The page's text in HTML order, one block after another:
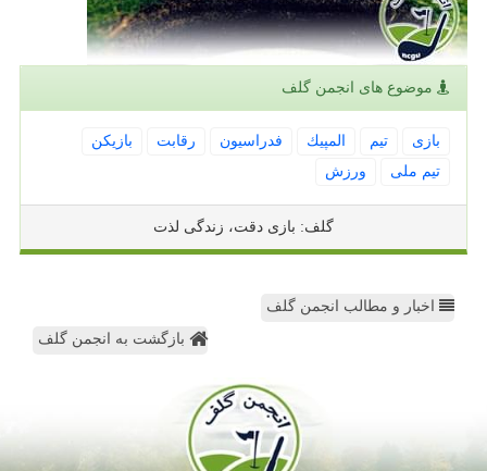
موضوع های انجمن گلف
بازی تیم المپیك فدراسیون رقابت
بازیكن
تیم ملی
ورزش
گلف: بازی دقت، زندگی لذت
اخبار و مطالب انجمن گلف
بازگشت به انجمن گلف